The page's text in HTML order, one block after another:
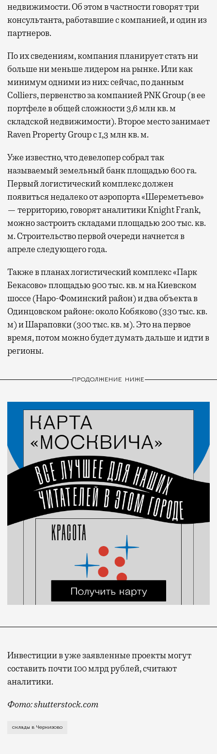
недвижимости. Об этом в частности говорят три
консультанта, работавшие с компанией, и один из
партнеров.
По их сведениям, компания планирует стать ни
больше ни меньше лидером на рынке. Или как
минимум одними из них: сейчас, по данным
Colliers, первенство за компанией PNK Group (в ее
портфеле в общей сложности 3,6 млн кв. м
складской недвижимости). Второе место занимает
Raven Property Group с 1,3 млн кв. м.
Уже известно, что девелопер собрал так
называемый земельный банк площадью 600 га.
Первый логистический комплекс должен
появиться недалеко от аэропорта «Шереметьево»
— территорию, говорят аналитики Knight Frank,
можно застроить складами площадью 200 тыс. кв.
м. Строительство первой очереди начнется в
апреле следующего года.
Также в планах логистический комплекс «Парк
Бекасово» площадью 900 тыс. кв. м на Киевском
шоссе (Наро-Фоминский район) и два объекта в
Одинцовском районе: около Кобяково (330 тыс. кв.
м) и Шараповки (300 тыс. кв. м). Это на первое
время, потом можно будет думать дальше и идти в
регионы.
ПРОДОЛЖЕНИЕ НИЖЕ
Инвестиции в уже заявленные проекты могут
составить почти 100 млрд рублей, считают
аналитики.
Фото: shutterstock.com
Речь идет о компании «Михайловский
склады в Черкизово